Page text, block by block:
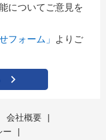
についてご意見を
フォーム」
よりご
会社概要
|
ー
|